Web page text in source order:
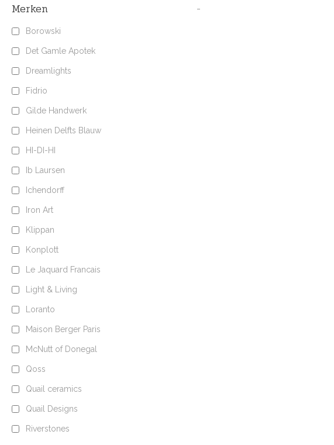
Merken -
Borowski
Det Gamle Apotek
Dreamlights
Fidrio
Gilde Handwerk
Heinen Delfts Blauw
HI-DI-HI
Ib Laursen
Ichendorff
Iron Art
Klippan
Konplott
Le Jaquard Francais
Light & Living
Loranto
Maison Berger Paris
McNutt of Donegal
Qoss
Quail ceramics
Quail Designs
Riverstones